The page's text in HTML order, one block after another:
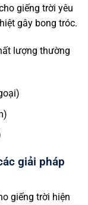
giếng trời yêu
gây bong tróc.
lượng thường
giải pháp
giếng trời hiện